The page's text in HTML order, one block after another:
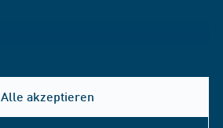
Alle akzeptieren
Hilfe & Kontakt